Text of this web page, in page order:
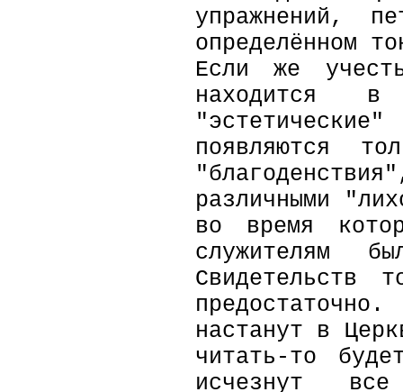
упражнений,
определённом
Если же
находится в
появляются
различными
во время
служителям
Свидетельств
настанут в
читать-то
исчезнут